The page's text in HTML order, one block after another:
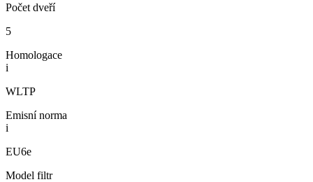
Počet dveří
5
Homologace
i
WLTP
Emisní norma
i
EU6e
Model filtr